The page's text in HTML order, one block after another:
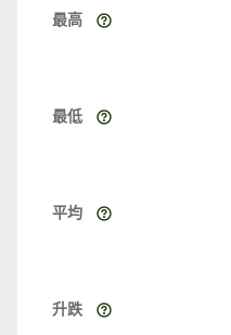
最高
最低
平均
升跌